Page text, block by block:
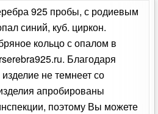
925 пробы, с родиевым
синий, куб. циркон.
кольцо с опалом в
Благодаря
не темнеет со
апробированы
поэтому Вы можете